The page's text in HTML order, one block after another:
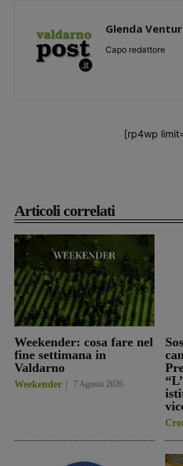
Articoli correlati
Weekender: cosa fare nel
fine settimana in
Valdarno
Weekender 7 Agosto 2026
Glenda
Capo redattore
[rp4wp